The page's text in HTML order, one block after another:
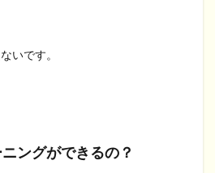
いです。
ングができるの？